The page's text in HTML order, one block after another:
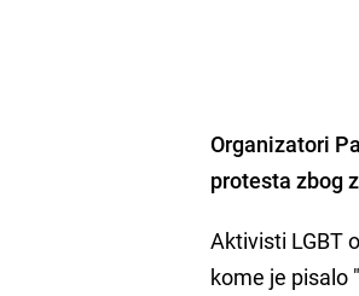
Organizatori
protesta zbog
Aktivisti LGBT
kome je pisalo